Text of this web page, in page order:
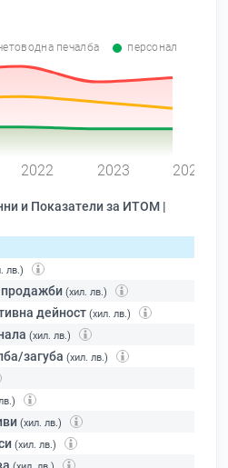
печалба персонал
2022 2023 2024
и Показатели за ИТОМ |
лв.)
продажби (хил. лв.)
дейност (хил. лв.)
(хил. лв.)
загуба (хил. лв.)
(хил. лв.)
(хил. лв.)